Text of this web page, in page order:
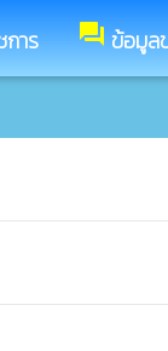
าร forumข้อมูล